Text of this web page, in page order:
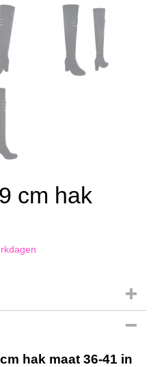
cm hak
hak maat 36-41 in